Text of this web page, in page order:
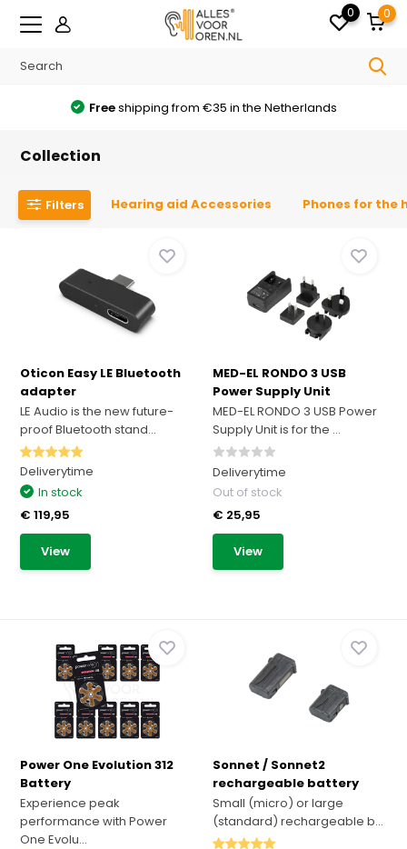
0 0
Freeshipping from €35 in the Netherlands
Collection
Filters Hearing aid Accessories Phones for the
Oticon Easy LE Bluetooth
adapter
LE Audio is the new future-
proof Bluetooth stand...
Deliverytime
In stock
€ 119,95
View
MED-EL RONDO 3 USB
Power Supply Unit
MED-EL RONDO 3 USB Power
Supply Unit is for the ...
Deliverytime
Out of stock
€ 25,95
View
Power One Evolution 312
Battery
Experience peak
performance with Power
One Evolu...
Sonnet / Sonnet2
rechargeable battery
Small (micro) or large
(standard) rechargeable b...